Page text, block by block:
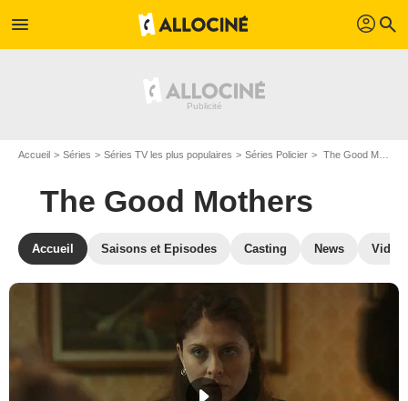
menu profil search
Accueil Séries Séries TV les plus populaires Séries Policier The Good Mothers
The Good Mothers
Accueil Saisons et Episodes Casting News